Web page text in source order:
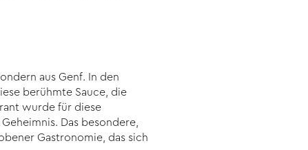
aus Genf. In den
berühmte Sauce, die
wurde für diese
Das besondere,
Gastronomie, das sich